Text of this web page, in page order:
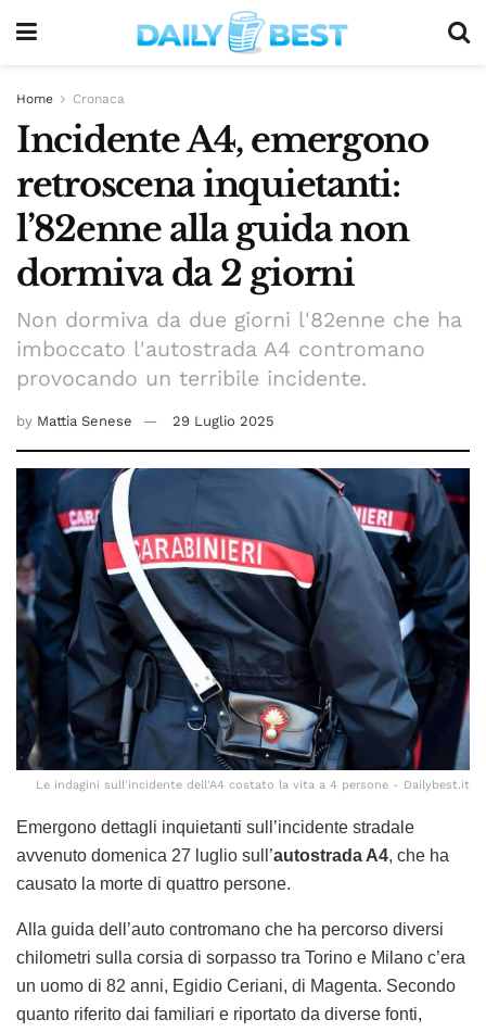
Home Cronaca
Incidente A4, emergono
retroscena inquietanti:
l’82enne alla guida non
dormiva da 2 giorni
Non dormiva da due giorni l'82enne che ha
imboccato l'autostrada A4 contromano
provocando un terribile incidente.
by Mattia Senese 29 Luglio 2025
Le indagini sull'incidente dell'A4 costato la vita a 4 persone - Dailybest.it
Emergono dettagli inquietanti sull’incidente stradale
avvenuto domenica 27 luglio sull’autostrada A4, che ha
causato la morte di quattro persone.
Alla guida dell’auto contromano che ha percorso diversi
chilometri sulla corsia di sorpasso tra Torino e Milano c’era
un uomo di 82 anni, Egidio Ceriani, di Magenta. Secondo
quanto riferito dai familiari e riportato da diverse fonti,